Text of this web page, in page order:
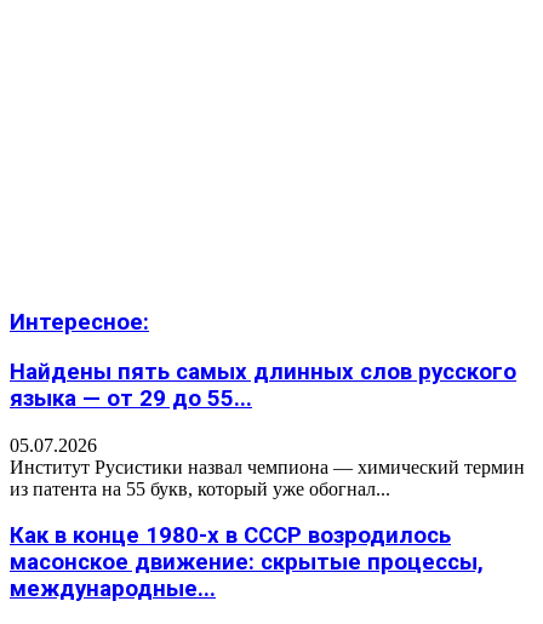
Интересное:
Найдены пять самых длинных слов русского
языка — от 29 до 55...
05.07.2026
Институт Русистики назвал чемпиона — химический термин
из патента на 55 букв, который уже обогнал...
Как в конце 1980-х в СССР возродилось
масонское движение: скрытые процессы,
международные...